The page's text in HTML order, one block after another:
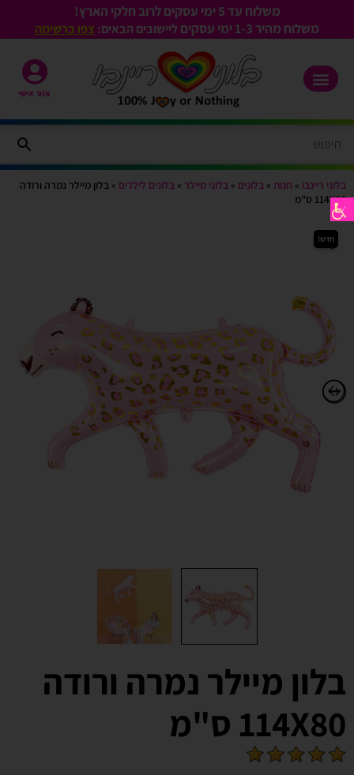
משלוח עד 5 ימי עסקים לרוב חלקי הארץ!
משלוח מהיר 1-3
ימי עסקים ליישובים הבאים: צפו ברשימה
אזור אישי
בלוני ריינבו » חנות » בלונים » בלוני מיילר » בלונים לילדים » בלון מיילר נמרה ורודה
114X80 ס"מ
חדש!
בלון מיילר נמרה ורודה
114X80 ס"מ